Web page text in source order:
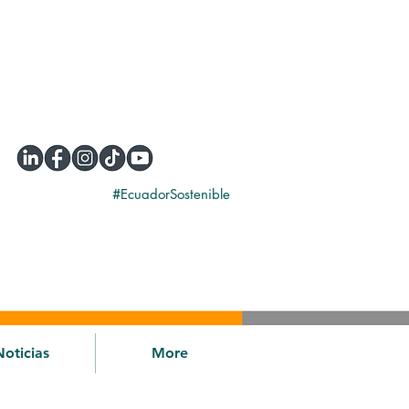
#EcuadorSostenible
More